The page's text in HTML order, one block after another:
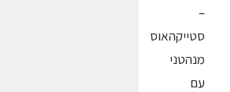
–
סטייקהאוס
מנהטני
עם